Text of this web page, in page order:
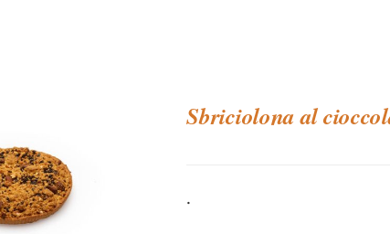
Sbriciolona al
.